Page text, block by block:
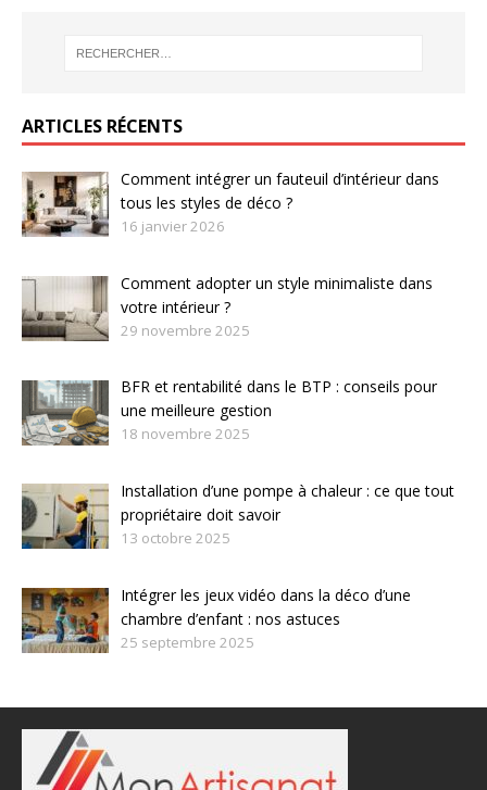
ARTICLES RÉCENTS
Comment intégrer un fauteuil d’intérieur dans
tous les styles de déco ?
16 janvier 2026
Comment adopter un style minimaliste dans
votre intérieur ?
29 novembre 2025
BFR et rentabilité dans le BTP : conseils pour
une meilleure gestion
18 novembre 2025
Installation d’une pompe à chaleur : ce que tout
propriétaire doit savoir
13 octobre 2025
Intégrer les jeux vidéo dans la déco d’une
chambre d’enfant : nos astuces
25 septembre 2025